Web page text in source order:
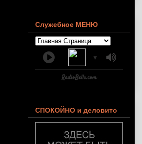
Служебное МЕНЮ
▼
СПОКОЙНО и деловито